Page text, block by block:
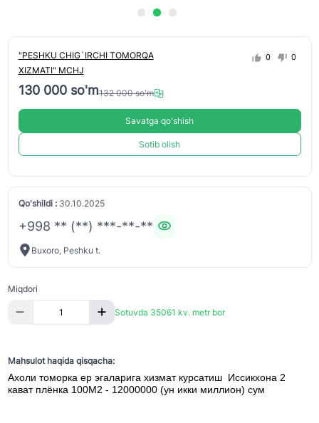
"PESHKU CHIG`IRCHI TOMORQA
XIZMATI" MCHJ
0 0
130 000 so'm132 000 so'm
Savatga qo'shish
Sotib olish
Qo'shildi :30.10.2025
+998 ** (**) ***-**-**
Buxoro, Peshku t.
Miqdori
Sotuvda 35061 kv. metr bor
Mahsulot haqida qisqacha:
Ахоли томорка ер эгаларига хизмат курсатиш Иссикхона 2
кават плёнка 100М2 - 12000000 (ун икки миллион) сум